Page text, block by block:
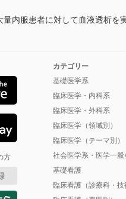
量内服患者に対して血液透析
方
カテゴリー
基礎医学系
臨床医学・内科系
臨床医学・外科系
臨床医学（領域別）
臨床医学（テーマ別）
社会医学系・医学一般
基礎看護
臨床看護（診療科・技